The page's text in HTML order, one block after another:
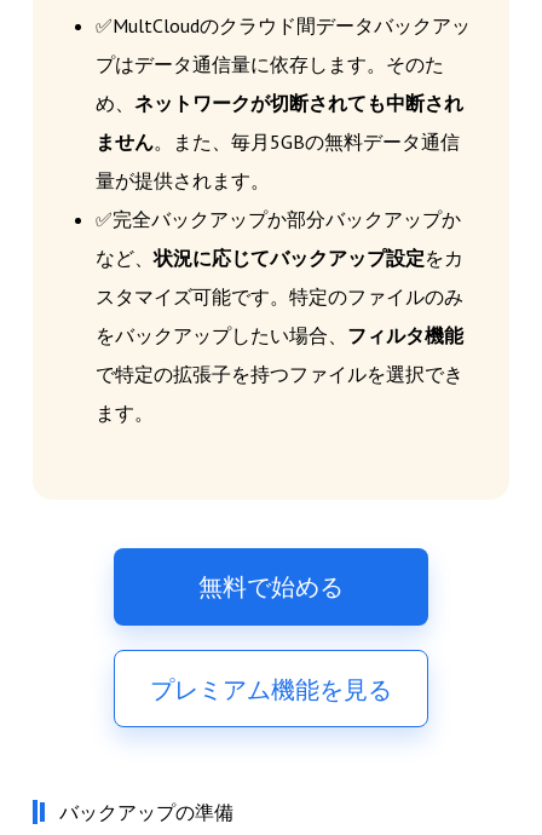
✅MultCloudのクラウド間データバックアッ
プはデータ通信量に依存します。そのた
め、 ネットワークが切断されても中断され
ません。また、毎月5GBの無料データ通信
量が提供されます。
✅完全バックアップか部分バックアップか
など、状況に応じてバックアップ設定をカ
スタマイズ可能です。特定のファイルのみ
をバックアップしたい場合、 フィルタ機能
で特定の拡張子を持つファイルを選択でき
ます。
無料で始める
プレミアム機能を見る
バックアップの準備